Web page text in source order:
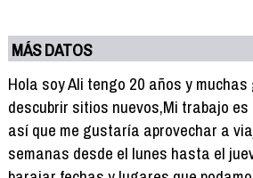
MÁS DATOS
Hola soy Ali tengo 20 años y
descubrir sitios nuevos,Mi trabajo
así que me gustaría aprovechar a
semanas desde el lunes hasta el